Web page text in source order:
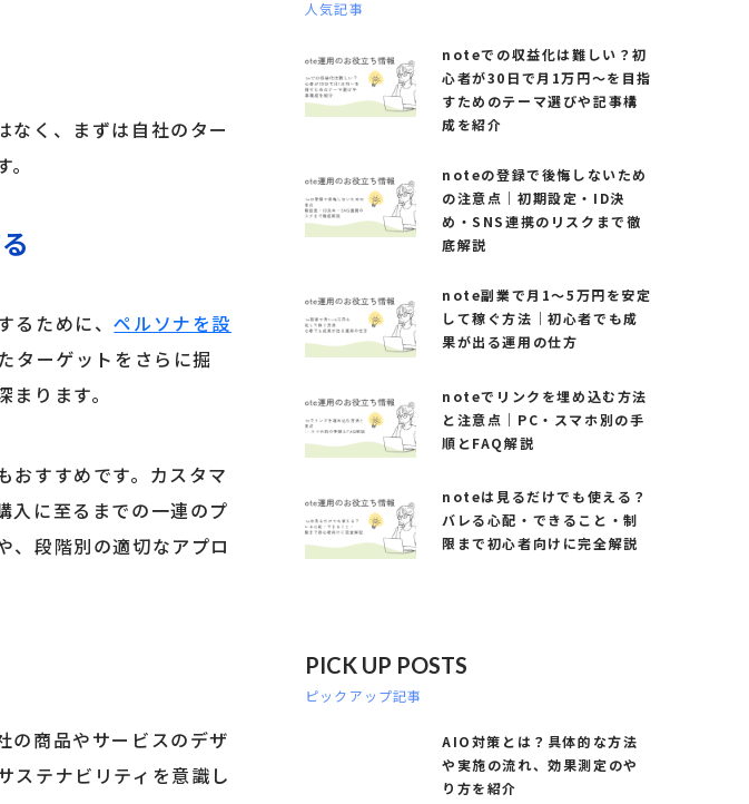
なく、まずは自社のター
るために、ペルソナを設
ターゲットをさらに掘
ります。
おすすめです。カスタマ
入に至るまでの一連のプ
、段階別の適切なアプロ
の商品やサービスのデザ
ステナビリティを意識し
人気記事
noteでの収益化は難しい？初
心者が30日で月1万円～を目指
すためのテーマ選びや記事構
成を紹介
noteの登録で後悔しないため
の注意点｜初期設定・ID決
め・SNS連携のリスクまで徹
底解説
note副業で月1〜5万円を安定
して稼ぐ方法｜初心者でも成
果が出る運用の仕方
noteでリンクを埋め込む方法
と注意点｜PC・スマホ別の手
順とFAQ解説
noteは見るだけでも使える？
バレる心配・できること・制
限まで初心者向けに完全解説
PICK UP POSTS
ピックアップ記事
AIO対策とは？具体的な方法
や実施の流れ、効果測定のや
り方を紹介